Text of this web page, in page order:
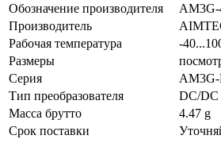
Обозначение производителя
AM3G-
Производитель
Рабочая температура
-
Размеры
Серия
Тип преобразователя
DC/DC
Масса брутто
4.47 g
Срок поставки